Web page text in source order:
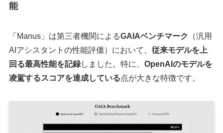
能
「Manus」は第三者機関によるGAIAベンチマーク
（汎用
AIアシスタントの性能評価）において、 従来モデルを上
回る最高性能を記録しました。特に、 OpenAIのモデルを
凌駕するスコアを達成している点が大きな特徴です。